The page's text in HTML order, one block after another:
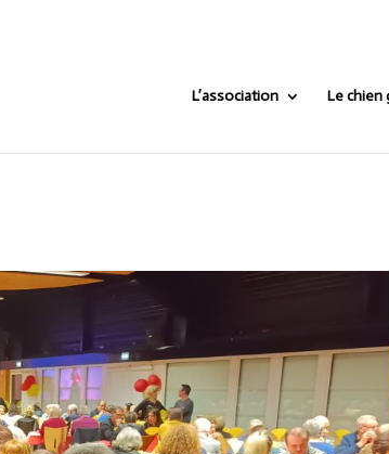
L’association Le chien